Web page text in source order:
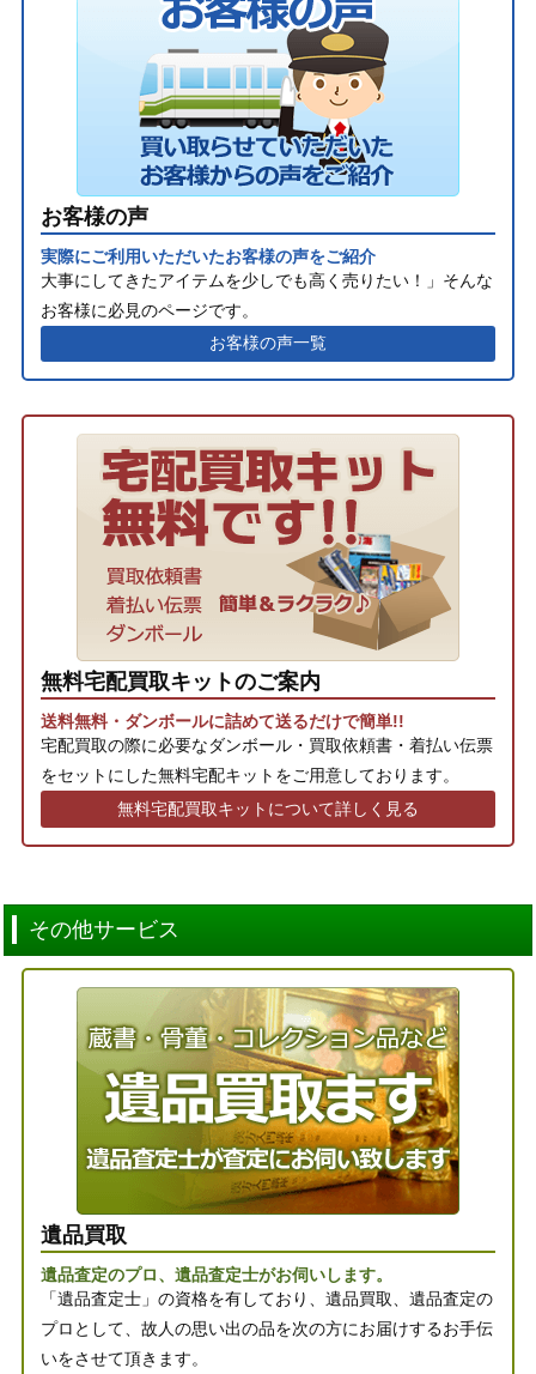
お客様の声
実際にご利用いただいたお客様の声をご紹介
大事にしてきたアイテムを少しでも高く売りたい！」そんな
お客様に必見のページです。
お客様の声一覧
無料宅配買取キットのご案内
送料無料・ダンボールに詰めて送るだけで簡単!!
宅配買取の際に必要なダンボール・買取依頼書・着払い伝票
をセットにした無料宅配キットをご用意しております。
無料宅配買取キットについて詳しく見る
その他サービス
遺品買取
遺品査定のプロ、遺品査定士がお伺いします。
「遺品査定士」の資格を有しており、遺品買取、遺品査定の
プロとして、故人の思い出の品を次の方にお届けするお手伝
いをさせて頂きます。